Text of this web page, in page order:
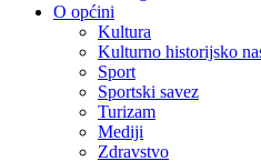
O općini
Kultura
Kulturno historijsko
Sport
Sportski savez
Turizam
Mediji
Zdravstvo